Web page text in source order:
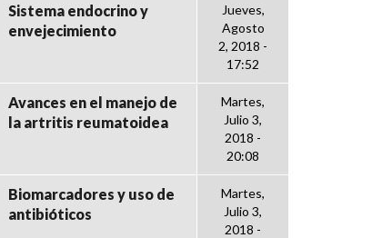
Sistema endocrino y
envejecimiento
Jueves,
Agosto
2, 2018 -
17:52
Avances en el manejo de
la artritis reumatoidea
Martes,
Julio 3,
2018 -
20:08
Biomarcadores y uso de
antibióticos
Martes,
Julio 3,
2018 -